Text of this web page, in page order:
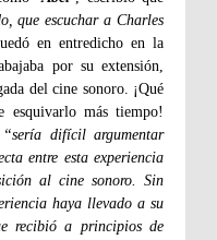
que escuchar a Charles
en entredicho en la
por su extensión,
del cine sonoro. ¡Qué
esquivarlo más tiempo!
“sería difícil argumentar
entre esta experiencia
al cine sonoro. Sin
haya llevado a su
recibió a principios de